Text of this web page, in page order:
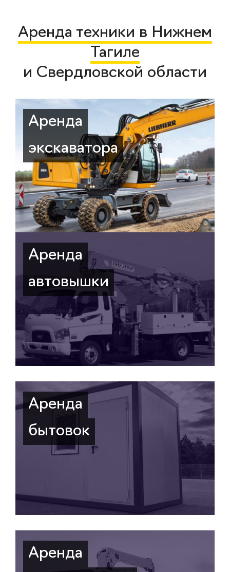
Аренда техники в Нижнем
Тагиле
и Свердловской области
Аренда
экскаватора
Аренда
автовышки
Аренда
бытовок
Аренда